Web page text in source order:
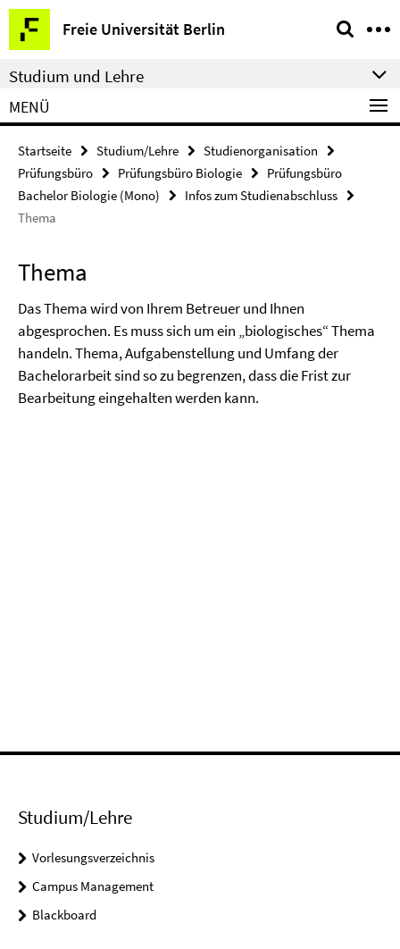
Springe
direkt
zu
Inhalt
Freie Universität Berlin
Service-
Navigation
Studium und Lehre
MENÜ
Startseite Studium/Lehre
Studienorganisation
Prüfungsbüro
Prüfungsbüro Biologie
Prüfungsbüro
Bachelor Biologie (Mono)
Infos zum Studienabschluss
Thema
Thema
Das Thema wird von Ihrem Betreuer und Ihnen
abgesprochen. Es muss sich um ein „biologisches“ Thema
handeln. Thema, Aufgabenstellung und Umfang der
Bachelorarbeit sind so zu begrenzen, dass die Frist zur
Bearbeitung eingehalten werden kann.
Studium/Lehre
Vorlesungsverzeichnis
Campus Management
Blackboard